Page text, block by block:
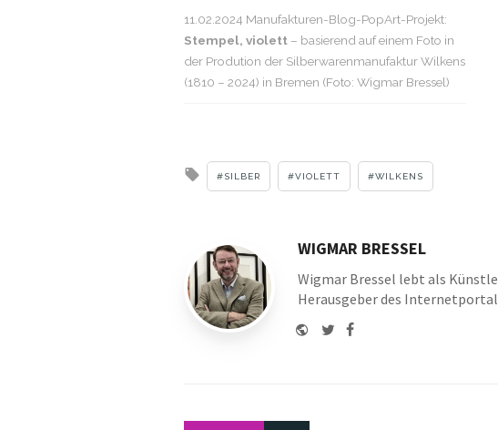
11.02.2024 Manufakturen-Blog-PopArt-Projekt:
Stempel, violett – basierend auf einem Foto in
der Prodution der Silberwarenmanufaktur Wilkens
(1810 – 2024) in Bremen (Foto: Wigmar Bressel)
Tagged
SILBER VIOLETT WILKENS
WIGMAR BRESSEL
Wigmar Bressel lebt als
Herausgeber des
Website
TwitterFacebook